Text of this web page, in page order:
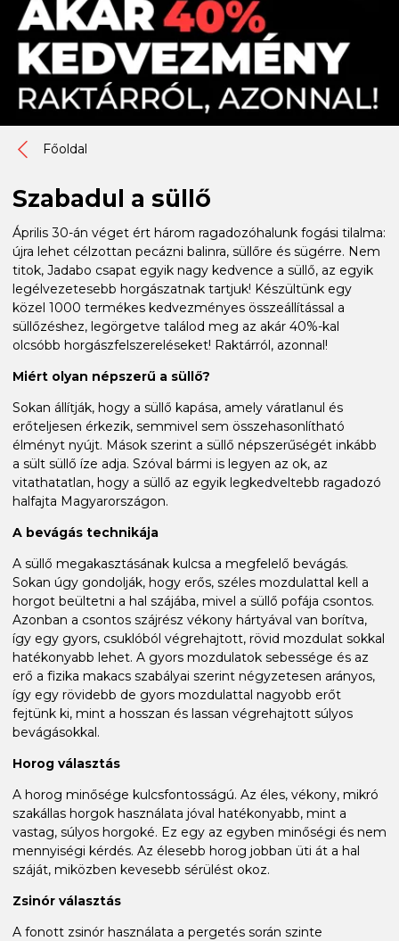
Főoldal
Szabadul a süllő
Április 30-án véget ért három ragadozóhalunk fogási tilalma:
újra lehet célzottan pecázni balinra, süllőre és sügérre. Nem
titok, Jadabo csapat egyik nagy kedvence a süllő, az egyik
legélvezetesebb horgászatnak tartjuk! Készültünk egy
közel 1000 termékes kedvezményes összeállítással a
süllőzéshez, legörgetve találod meg az akár 40%-kal
olcsóbb horgászfelszereléseket! Raktárról, azonnal!
Miért olyan népszerű a süllő?
Sokan állítják, hogy a süllő kapása, amely váratlanul és
erőteljesen érkezik, semmivel sem összehasonlítható
élményt nyújt. Mások szerint a süllő népszerűségét inkább
a sült süllő íze adja. Szóval bármi is legyen az ok, az
vitathatatlan, hogy a süllő az egyik legkedveltebb ragadozó
halfajta Magyarországon.
A bevágás technikája
A süllő megakasztásának kulcsa a megfelelő bevágás.
Sokan úgy gondolják, hogy erős, széles mozdulattal kell a
horgot beültetni a hal szájába, mivel a süllő pofája csontos.
Azonban a csontos szájrész vékony hártyával van borítva,
így egy gyors, csuklóból végrehajtott, rövid mozdulat sokkal
hatékonyabb lehet. A gyors mozdulatok sebessége és az
erő a fizika makacs szabályai szerint négyzetesen arányos,
így egy rövidebb de gyors mozdulattal nagyobb erőt
fejtünk ki, mint a hosszan és lassan végrehajtott súlyos
bevágásokkal.
Horog választás
A horog minősége kulcsfontosságú. Az éles, vékony, mikró
szakállas horgok használata jóval hatékonyabb, mint a
vastag, súlyos horgoké. Ez egy az egyben minőségi és nem
mennyiségi kérdés. Az élesebb horog jobban üti át a hal
száját, miközben kevesebb sérülést okoz.
Zsinór választás
A fonott zsinór használata a pergetés során szinte